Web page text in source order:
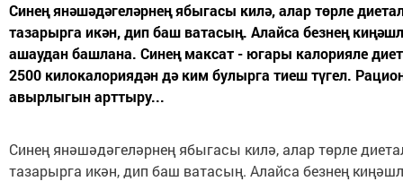
Синең янәшәдәгеләрнең ябыгасы килә, алар төрле
тазарырга икән, дип баш ватасың. Алайса безнең
ашаудан башлана. Синең максат - югары калорияле
2500 килокалориядән дә ким булырга тиеш түгел.
авырлыгын арттыру...
Синең янәшәдәгеләрнең ябыгасы килә, алар төрле
тазарырга икән, дип баш ватасың. Алайса безнең